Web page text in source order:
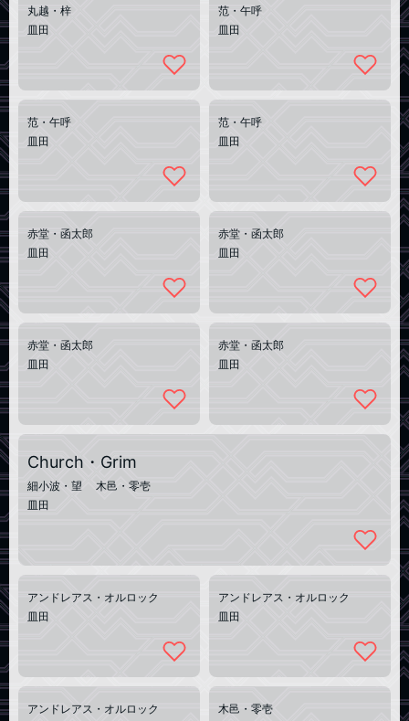
丸越・梓
皿田
范・午呼
皿田
范・午呼
皿田
范・午呼
皿田
赤堂・函太郎
皿田
赤堂・函太郎
皿田
赤堂・函太郎
皿田
赤堂・函太郎
皿田
Church・Grim
細小波・望 木邑・零壱
皿田
アンドレアス・オルロック
皿田
アンドレアス・オルロック
皿田
アンドレアス・オルロック
木邑・零壱